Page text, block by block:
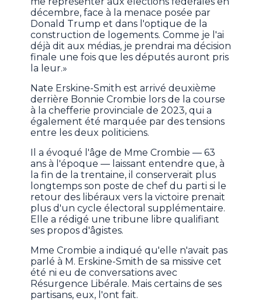
décembre, face à la menace posée par
Donald Trump et dans l'optique de la
construction de logements. Comme je l'ai
déjà dit aux médias, je prendrai ma décision
finale une fois que les députés auront pris
la leur.»
Nate Erskine-Smith est arrivé deuxième
derrière Bonnie Crombie lors de la course
à la chefferie provinciale de 2023, qui a
également été marquée par des tensions
entre les deux politiciens.
Il a évoqué l'âge de Mme Crombie — 63
ans à l'époque — laissant entendre que, à
la fin de la trentaine, il conserverait plus
longtemps son poste de chef du parti si le
retour des libéraux vers la victoire prenait
plus d'un cycle électoral supplémentaire.
Elle a rédigé une tribune libre qualifiant
ses propos d'âgistes.
Mme Crombie a indiqué qu'elle n'avait pas
parlé à M. Erskine-Smith de sa missive cet
été ni eu de conversations avec
Résurgence Libérale. Mais certains de ses
partisans, eux, l'ont fait.